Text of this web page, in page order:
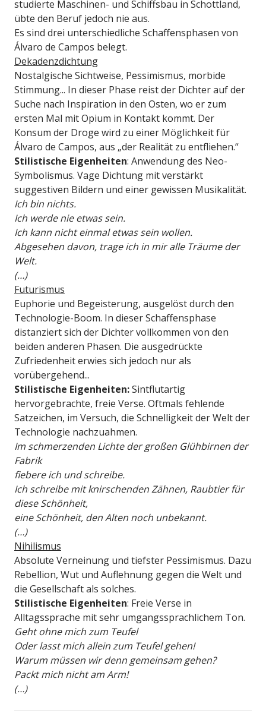
studierte Maschinen- und Schiffsbau in Schottland,
übte den Beruf jedoch nie aus.
Es sind drei unterschiedliche Schaffensphasen von
Álvaro de Campos belegt.
Dekadenzdichtung
Nostalgische Sichtweise, Pessimismus, morbide
Stimmung... In dieser Phase reist der Dichter auf der
Suche nach Inspiration in den Osten, wo er zum
ersten Mal mit Opium in Kontakt kommt. Der
Konsum der Droge wird zu einer Möglichkeit für
Álvaro de Campos, aus „der Realität zu entfliehen.“
Stilistische Eigenheiten: Anwendung des Neo-
Symbolismus. Vage Dichtung mit verstärkt
suggestiven Bildern und einer gewissen Musikalität.
Ich bin nichts.
Ich werde nie etwas sein.
Ich kann nicht einmal etwas sein wollen.
Abgesehen davon, trage ich in mir alle Träume der
Welt.
(…)
Futurismus
Euphorie und Begeisterung, ausgelöst durch den
Technologie-Boom. In dieser Schaffensphase
distanziert sich der Dichter vollkommen von den
beiden anderen Phasen. Die ausgedrückte
Zufriedenheit erwies sich jedoch nur als
vorübergehend...
Stilistische Eigenheiten:Sintflutartig
hervorgebrachte, freie Verse. Oftmals fehlende
Satzeichen, im Versuch, die Schnelligkeit der Welt der
Technologie nachzuahmen.
Im schmerzenden Lichte der großen Glühbirnen der
Fabrik
fiebere ich und schreibe.
Ich schreibe mit knirschenden Zähnen, Raubtier für
diese Schönheit,
eine Schönheit, den Alten noch unbekannt.
(…)
Nihilismus
Absolute Verneinung und tiefster Pessimismus. Dazu
Rebellion, Wut und Auflehnung gegen die Welt und
die Gesellschaft als solches.
Stilistische Eigenheiten: Freie Verse in
Alltagssprache mit sehr umgangssprachlichem Ton.
Geht ohne mich zum Teufel
Oder lasst mich allein zum Teufel gehen!
Warum müssen wir denn gemeinsam gehen?
Packt mich nicht am Arm!
(…)